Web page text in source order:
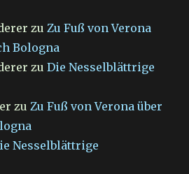
zu Zu Fuß von Verona
Bologna
zuDie Nesselblättrige
zu Zu Fuß von Verona über
Nesselblättrige